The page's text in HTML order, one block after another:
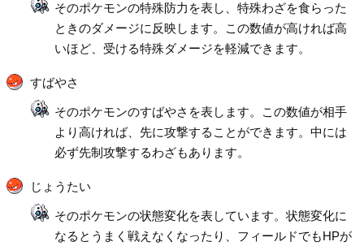
そのポケモンの特殊防力を表し、特殊わざを食らった
ときのダメージに反映します。この数値が高ければ高
いほど、受ける特殊ダメージを軽減できます。
すばやさ
そのポケモンのすばやさを表します。この数値が相手
より高ければ、先に攻撃することができます。中には
必ず先制攻撃するわざもあります。
じょうたい
そのポケモンの状態変化を表しています。状態変化に
なるとうまく戦えなくなったり、フィールドでもHPが